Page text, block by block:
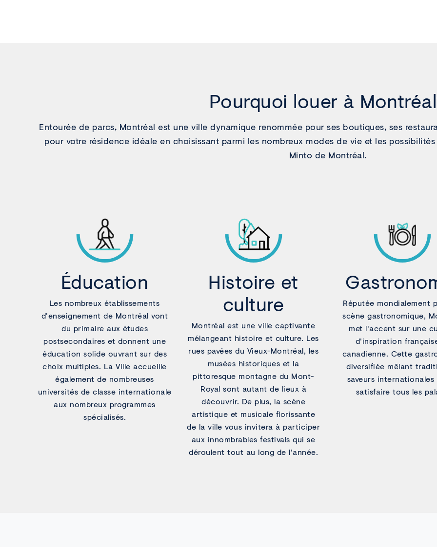
Pourquoi louer à
Entourée de parcs, Montréal est une ville dynamique renommée pour ses boutiques, ses
pour votre résidence idéale en choisissant parmi les nombreux modes de vie et les
Minto de Montréal.
Éducation
Les nombreux établissements
d'enseignement de Montréal vont
du primaire aux études
postsecondaires et donnent une
éducation solide ouvrant sur des
choix multiples. La Ville accueille
également de nombreuses
universités de classe internationale
aux nombreux programmes
spécialisés.
Histoire et
culture
Montréal est une ville captivante
mélangeant histoire et culture. Les
rues pavées du Vieux-Montréal, les
musées historiques et la
pittoresque montagne du Mont-
Royal sont autant de lieux à
découvrir. De plus, la scène
artistique et musicale florissante
de la ville vous invitera à participer
aux innombrables festivals qui se
déroulent tout au long de l'année.
Réputée mondialement
scène gastronomique,
met l'accent sur une
d'inspiration
canadienne. Cette
diversifiée mêlant
saveurs internationales
satisfaire tous les